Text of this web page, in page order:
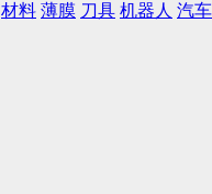
材料 薄膜 刀具 机器人 汽